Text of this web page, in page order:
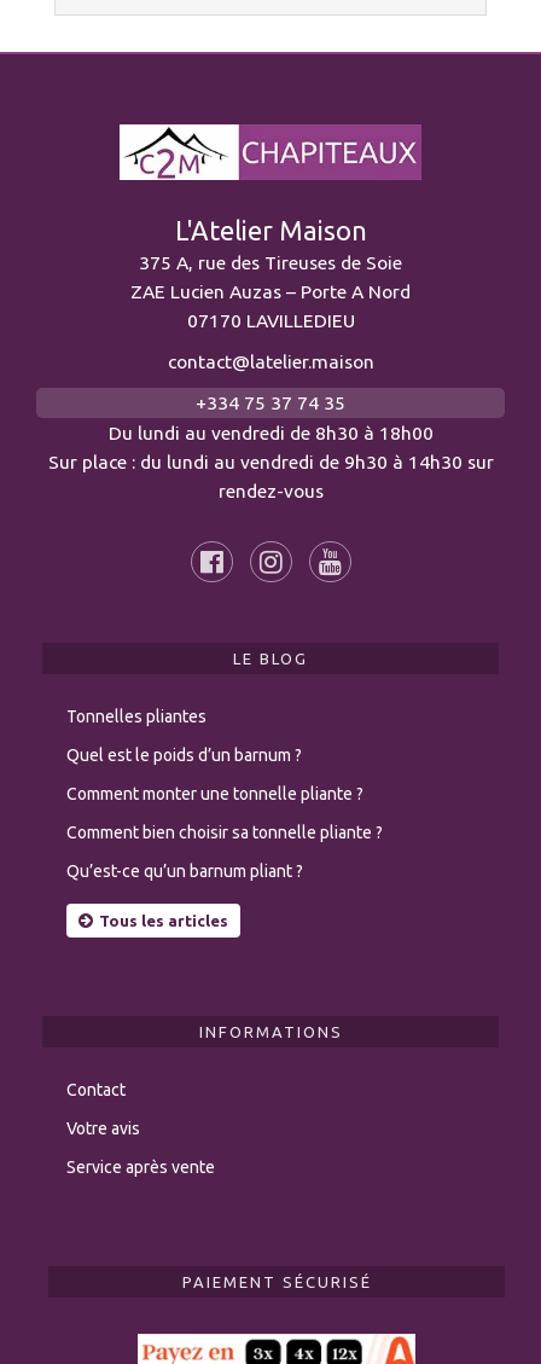
L'Atelier Maison
375 A, rue des Tireuses de Soie
ZAE Lucien Auzas – Porte A Nord
07170 LAVILLEDIEU
contact@latelier.maison
+334 75 37 74 35
Du lundi au vendredi de 8h30 à 18h00
Sur place : du lundi au vendredi de 9h30 à 14h30 sur
rendez-vous
LE BLOG
Tonnelles pliantes
Quel est le poids d’un barnum ?
Comment monter une tonnelle pliante ?
Comment bien choisir sa tonnelle pliante ?
Qu’est-ce qu’un barnum pliant ?
Tous les articles
INFORMATIONS
Contact
Votre avis
Service après vente
PAIEMENT SÉCURISÉ